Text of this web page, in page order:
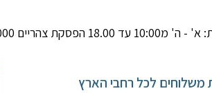
הפסקת צהריים 14.00-15.000
משלוחים לכל רחבי הארץ